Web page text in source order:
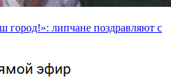
город!»: липчане поздравляют с